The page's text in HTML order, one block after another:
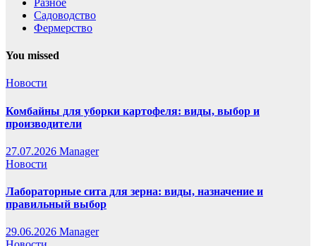
Садоводство
Фермерство
You missed
Новости
Комбайны для уборки картофеля: виды, выбор и
производители
27.07.2026 Manager
Новости
Лабораторные сита для зерна: виды, назначение и
правильный выбор
29.06.2026 Manager